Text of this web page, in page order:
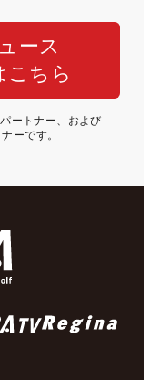
ース
こちら
ートナー、および
ーです。